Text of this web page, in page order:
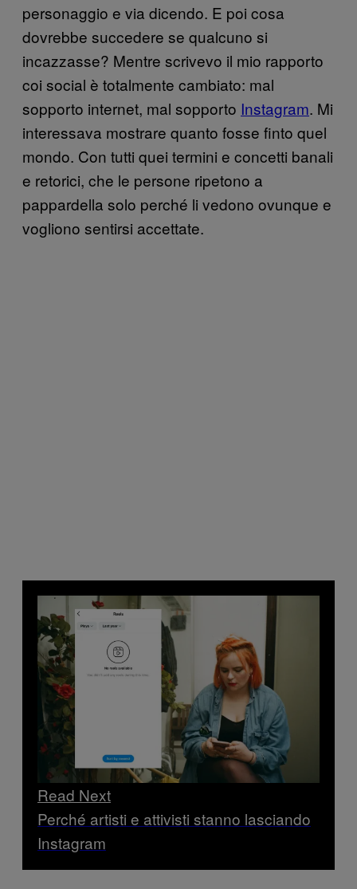
personaggio e via dicendo. E poi cosa
dovrebbe succedere se qualcuno si
incazzasse? Mentre scrivevo il mio rapporto
coi social è totalmente cambiato: mal
sopporto internet, mal sopporto Instagram. Mi
interessava mostrare quanto fosse finto quel
mondo. Con tutti quei termini e concetti banali
e retorici, che le persone ripetono a
pappardella solo perché li vedono ovunque e
vogliono sentirsi accettate.
Read Next
Perché artisti e attivisti stanno lasciando
Instagram